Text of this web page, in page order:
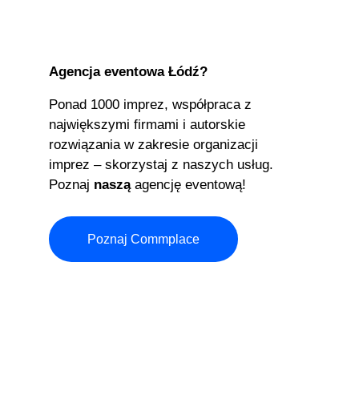
Agencja eventowa Łódź?
Ponad 1000 imprez, współpraca z
największymi firmami i autorskie
rozwiązania w zakresie organizacji
imprez – skorzystaj z naszych usług.
Poznaj nasząagencję eventową!
Poznaj Commplace